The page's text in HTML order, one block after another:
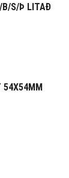
B/S/Þ LITAÐ
54X54MM